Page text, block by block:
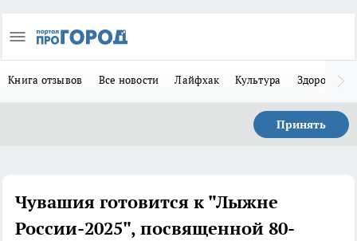
Книга отзывов Все новости Лайфхак Культура Здоровье
Принять
Чувашия готовится к "Лыжне
России-2025", посвященной 80-